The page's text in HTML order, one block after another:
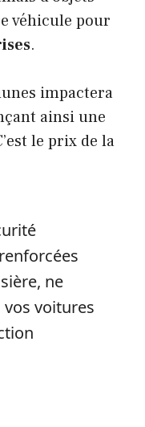
véhicule pour
.
impactera
ainsi une
le prix de la
ne
voitures